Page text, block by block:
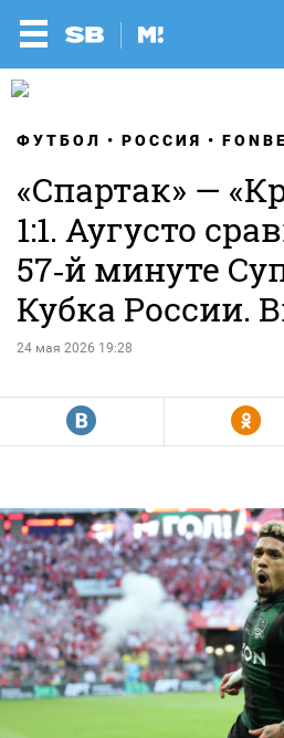
ФУТБОЛ РОССИЯ
«Спартак» —
1:1. Аугусто
57‑й минуте
Кубка России.
24 мая 2026 19:28
R Y